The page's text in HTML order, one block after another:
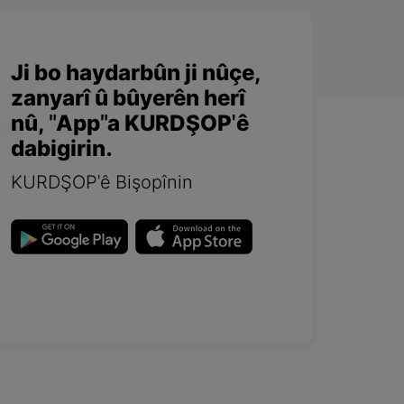
Ji bo haydarbûn ji nûçe,
zanyarî û bûyerên herî
nû, "App"a KURDŞOP'ê
dabigirin.
KURDŞOP'ê Bişopînin